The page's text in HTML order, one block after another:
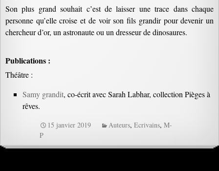
Son plus grand souhait c’est de laisser une trace dans chaque
personne qu’elle croise et de voir son fils grandir pour devenir un
chercheur d’or, un astronaute ou un dresseur de dinosaures.
Publications :
Théâtre :
Samy grandit, co-écrit avec Sarah Labhar, collection Pièges à
rêves.
15 janvier 2019 Auteurs,Ecrivains,M-
P